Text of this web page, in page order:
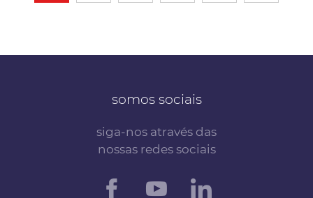
somos sociais
siga-nos através das
nossas redes sociais